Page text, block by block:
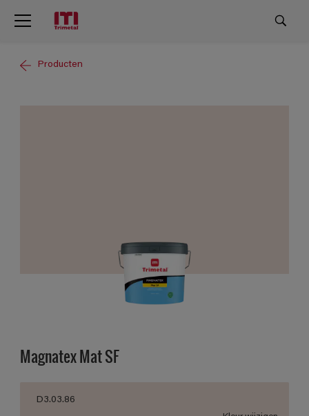
Producten
Magnatex Mat SF
D3.03.86